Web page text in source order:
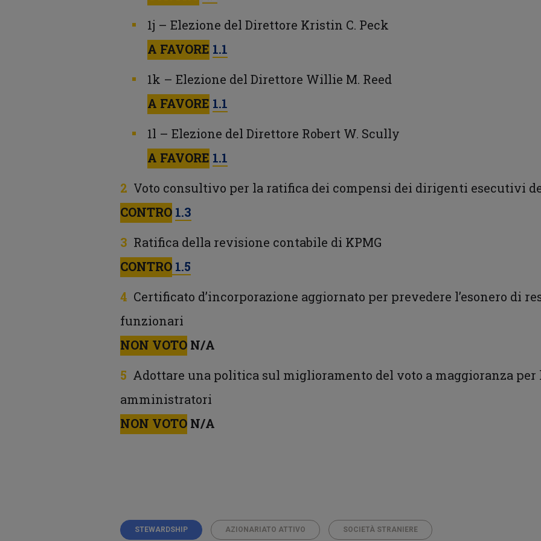
1j – Elezione del Direttore Kristin C. Peck
A FAVORE 1.1
1k – Elezione del Direttore Willie M. Reed
A FAVORE 1.1
1l – Elezione del Direttore Robert W. Scully
A FAVORE 1.1
Voto consultivo per la ratifica dei compensi dei dirigenti esecutivi
CONTRO 1.3
Ratifica della revisione contabile di KPMG
CONTRO 1.5
Certificato d’incorporazione aggiornato per prevedere l’esonero di
funzionari
NON VOTO N/A
Adottare una politica sul miglioramento del voto a maggioranza per
amministratori
NON VOTO N/A
STEWARDSHIP AZIONARIATO ATTIVO SOCIETÀ STRANIERE